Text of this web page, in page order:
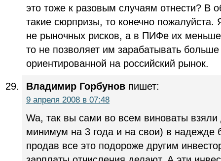
это тоже к разовым случаям отнести?
такие сюрпризы, то конечно
не рыночных рисков, а в ПИФе их
то не позволяет им зарабатывать
ориентированной на российский рынок.
Владимир Горбунов пишет:
9 апреля 2008 в 07:48
Wa, так вы сами во всем виноваты
минимум на 3 года и на свои) в надежде
продав все это подороже другим